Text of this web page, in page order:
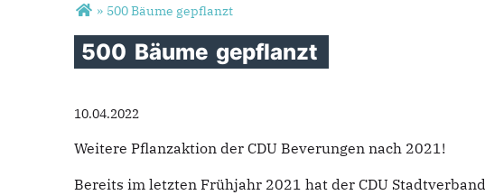
Sie sind hier
» 500 Bäume gepflanzt
500 Bäume gepflanzt
10.04.2022
Weitere Pflanzaktion der CDU Beverungen nach 2021!
Bereits im letzten Frühjahr 2021 hat der CDU